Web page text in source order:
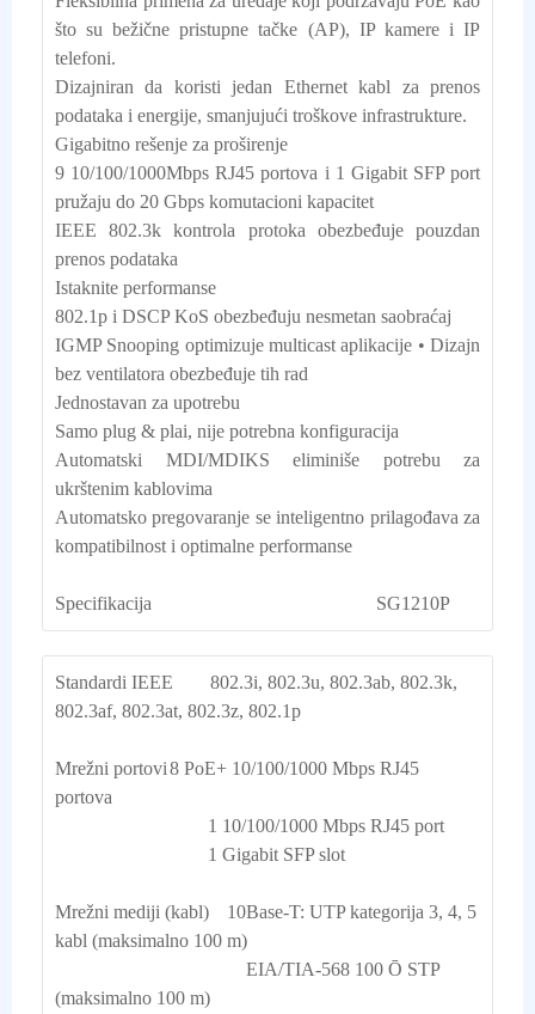
što su bežične pristupne tačke (AP), IP kamere i IP
telefoni.
Dizajniran da koristi jedan Ethernet kabl za prenos
podataka i energije, smanjujući troškove infrastrukture.
Gigabitno rešenje za proširenje
9 10/100/1000Mbps RJ45 portova i 1 Gigabit SFP port
pružaju do 20 Gbps komutacioni kapacitet
IEEE 802.3k kontrola protoka obezbeđuje pouzdan
prenos podataka
Istaknite performanse
802.1p i DSCP KoS obezbeđuju nesmetan saobraćaj
IGMP Snooping optimizuje multicast aplikacije • Dizajn
bez ventilatora obezbeđuje tih rad
Jednostavan za upotrebu
Samo plug & plai, nije potrebna konfiguracija
Automatski MDI/MDIKS eliminiše potrebu za
ukrštenim kablovima
Automatsko pregovaranje se inteligentno prilagođava za
kompatibilnost i optimalne performanse
Specifikacija                                               SG1210P
Standardi IEEE
802.3i, 802.3u, 802.3ab, 802.3k,
802.3af, 802.3at, 802.3z, 802.1p
Mrežni portovi	8 PoE+ 10/100/1000 Mbps RJ45
portova
Mrežni mediji (kabl)	10Base-T: UTP kategorija 3, 4, 5
kabl (maksimalno 100 m)
(maksimalno 100 m)